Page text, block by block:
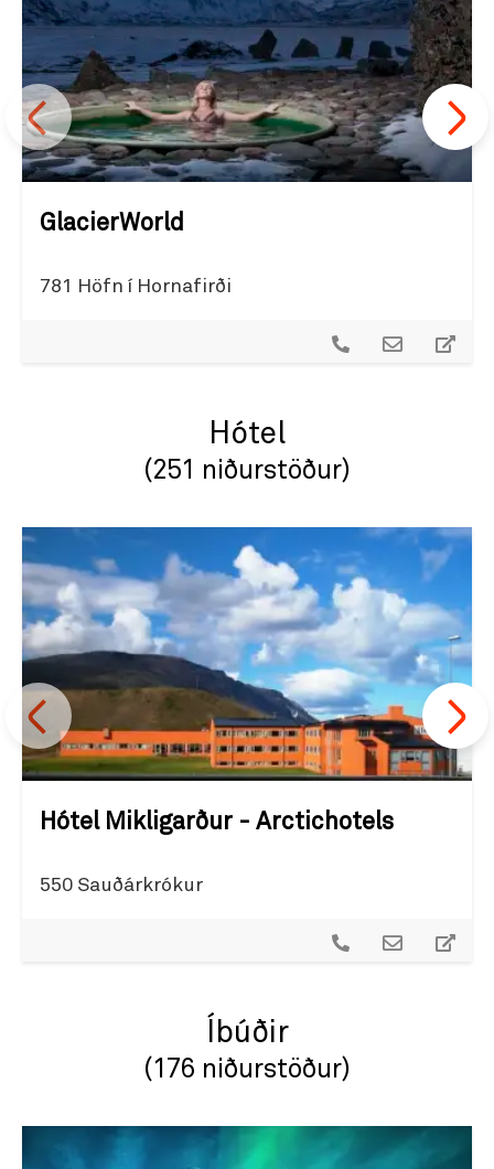
GlacierWorld
781 Höfn í Hornafirði
Hótel
(251 niðurstöður)
Hótel Mikligarður - Arctichotels
550 Sauðárkrókur
Íbúðir
(176 niðurstöður)